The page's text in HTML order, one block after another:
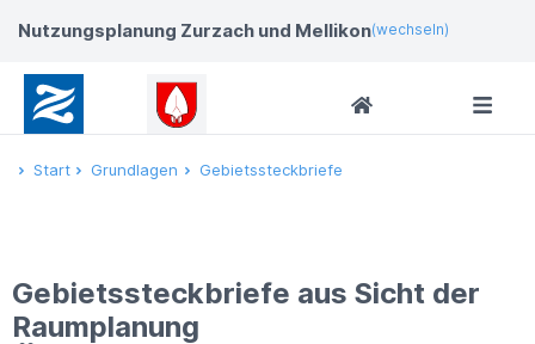
Nutzungsplanung Zurzach und Mellikon(wechseln)
Start Grundlagen Gebietssteckbriefe
Gebietssteckbriefe aus Sicht der
Raumplanung